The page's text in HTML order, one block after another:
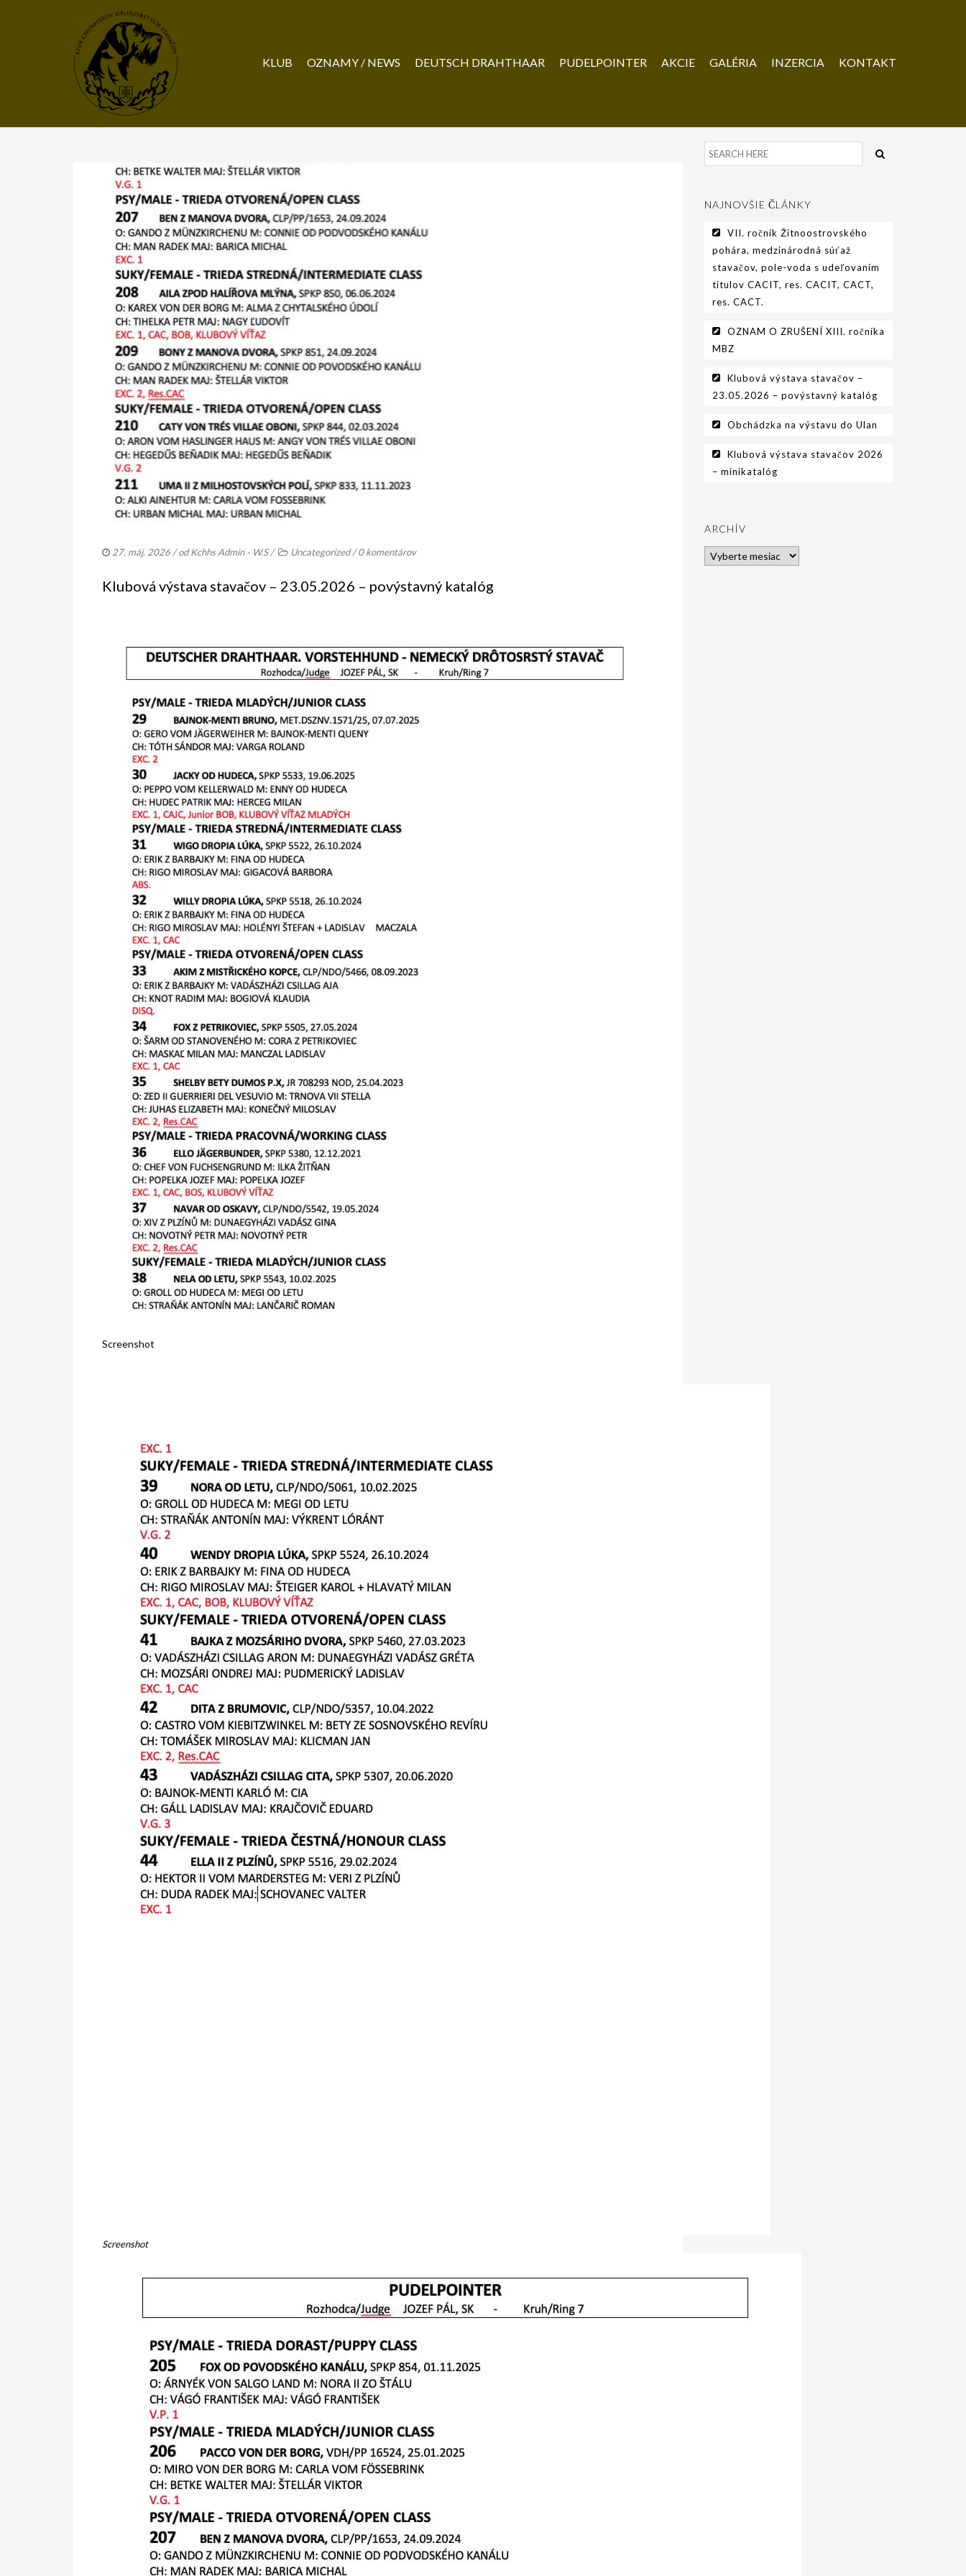
KLUB OZNAMY / NEWS DEUTSCH DRAHTHAAR PUDELPOINTER AKCIE GALÉRIA INZERCIA KONTAKT
27. máj. 2026 / odKchhs Admin - W.S/ Uncategorized/0 komentárov
Klubová výstava stavačov – 23.05.2026 – povýstavný katalóg
Screenshot
Screenshot
NAJNOVŠIE ČLÁNKY
VII. ročník Žitnoostrovského
pohára, medzinárodná súťaž
stavačov, pole-voda s udeľovaním
titulov CACIT, res. CACIT, CACT,
res. CACT.
OZNAM O ZRUŠENÍ XIII. ročníka
MBZ
Klubová výstava stavačov –
23.05.2026 – povýstavný katalóg
Obchádzka na výstavu do Ulan
Klubová výstava stavačov 2026
– minikatalóg
ARCHÍV
Archív